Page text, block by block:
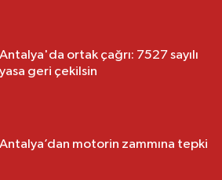
Antalya'da ortak çağrı: 7527 sayılı
yasa geri çekilsin
Antalya’dan motorin zammına tepki